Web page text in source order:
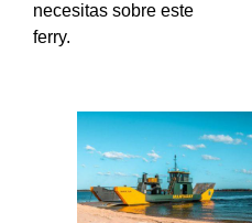
necesitas sobre este
ferry.